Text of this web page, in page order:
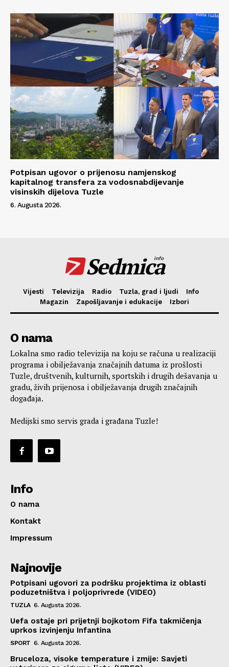
Potpisan ugovor o prijenosu namjenskog
kapitalnog transfera za vodosnabdijevanje
visinskih dijelova Tuzle
6. Augusta 2026.
Sedmica
info
Vijesti Televizija Radio Tuzla, grad i ljudi
Info
Magazin
Zapošljavanje i edukacije Izbori
O nama
Lokalna smo radio televizija na koju se računa u realizaciji
programa i obilježavanja značajnih datuma iz prošlosti
Tuzle, društvenih, kulturnih, sportskih i drugih dešavanja u
gradu, živih prijenosa i obilježavanja drugih značajnih
događaja.
Medijski smo servis grada i građana Tuzle!
Info
O nama
Kontakt
Impressum
Najnovije
Potpisani ugovori za podršku projektima iz oblasti
poduzetništva i poljoprivrede (VIDEO)
TUZLA 6. Augusta 2026.
Uefa ostaje pri prijetnji bojkotom Fifa takmičenja
uprkos izvinjenju Infantina
SPORT 6. Augusta 2026.
Bruceloza, visoke temperature i zmije: Savjeti